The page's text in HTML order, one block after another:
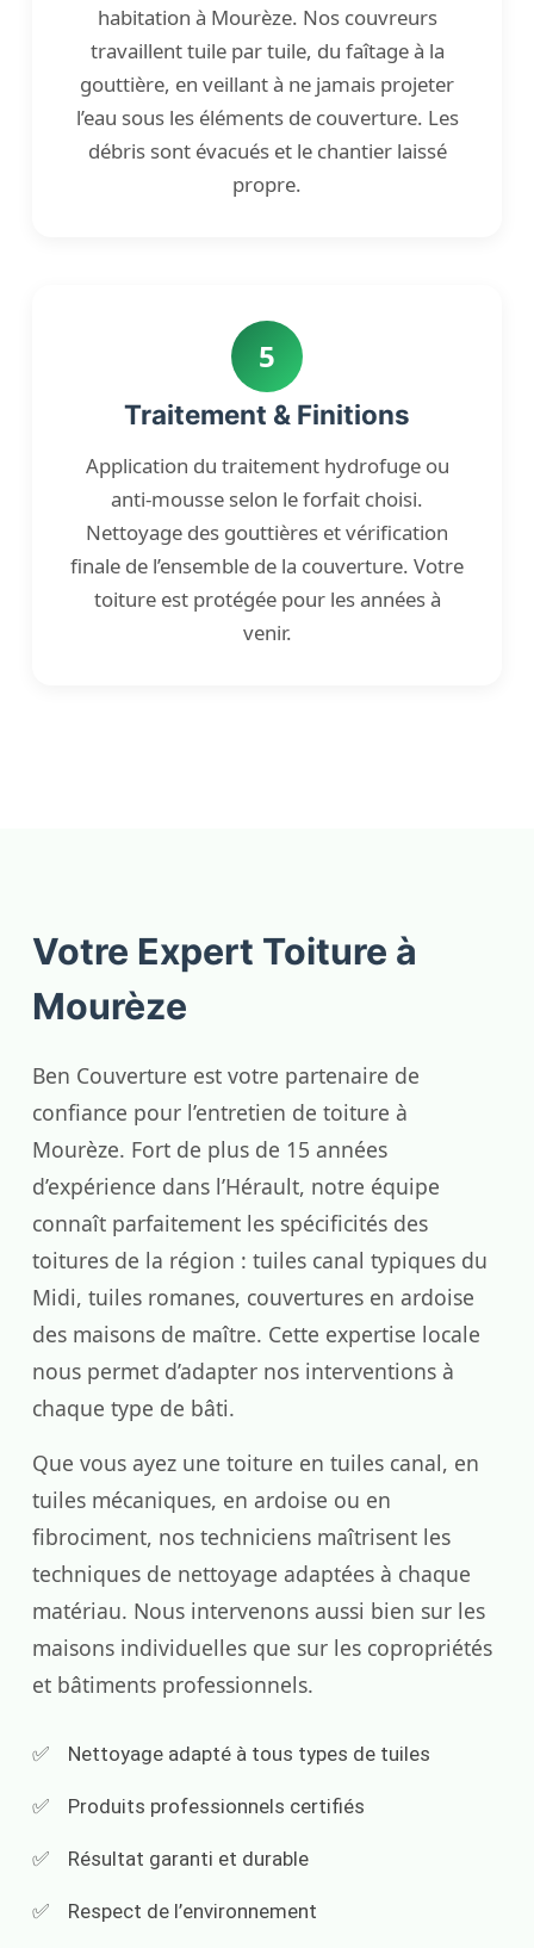
habitation à Mourèze. Nos couvreurs
travaillent tuile par tuile, du faîtage à la
gouttière, en veillant à ne jamais projeter
l’eau sous les éléments de couverture. Les
débris sont évacués et le chantier laissé
propre.
5
Traitement & Finitions
Application du traitement hydrofuge ou
anti-mousse selon le forfait choisi.
Nettoyage des gouttières et vérification
finale de l’ensemble de la couverture. Votre
toiture est protégée pour les années à
venir.
Votre Expert Toiture à
Mourèze
Ben Couverture est votre partenaire de
confiance pour l’entretien de toiture à
Mourèze. Fort de plus de 15 années
d’expérience dans l’Hérault, notre équipe
connaît parfaitement les spécificités des
toitures de la région : tuiles canal typiques du
Midi, tuiles romanes, couvertures en ardoise
des maisons de maître. Cette expertise locale
nous permet d’adapter nos interventions à
chaque type de bâti.
Que vous ayez une toiture en tuiles canal, en
tuiles mécaniques, en ardoise ou en
fibrociment, nos techniciens maîtrisent les
techniques de nettoyage adaptées à chaque
matériau. Nous intervenons aussi bien sur les
maisons individuelles que sur les copropriétés
et bâtiments professionnels.
Nettoyage adapté à tous types de tuiles
Produits professionnels certifiés
Résultat garanti et durable
Respect de l’environnement